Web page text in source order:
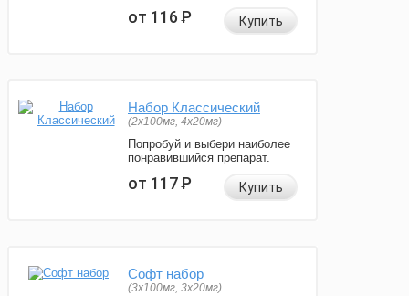
от 116Р Купить
Набор Классический
(2x100мг, 4x20мг)
Попробуй и выбери наиболее
понравившийся препарат.
от 117Р Купить
Софт набор
(3x100мг, 3x20мг)